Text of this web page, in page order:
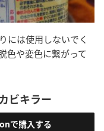
には使用しないでく
色や変色に繋がって
ビキラー
で購入する